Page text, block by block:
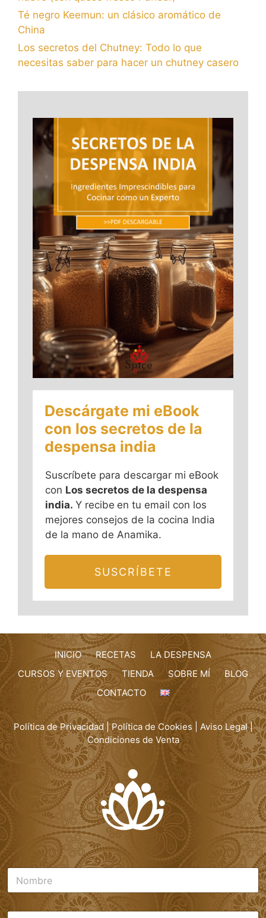
Té negro Keemun: un clásico aromático de
China
Los secretos del Chutney: Todo lo que
necesitas saber para hacer un chutney casero
Descárgate mi eBook
con los secretos de la
despensa india
Suscríbete para descargar mi eBook
con Los secretos de la despensa
india. Y recibe en tu email con los
mejores consejos de la cocina India
de la mano de Anamika.
SUSCRÍBETE
INICIO RECETAS
LA DESPENSA
CURSOS Y EVENTOS
TIENDA SOBRE MÍ
BLOG
CONTACTO
Política de Privacidad|Política de Cookies Aviso Legal|
Condiciones de Venta
N
o
m